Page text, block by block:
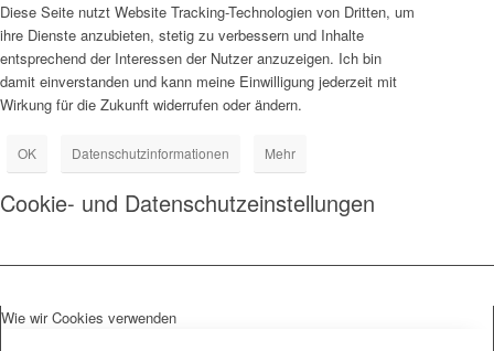
Diese Seite nutzt Website Tracking-Technologien von Dritten, um
ihre Dienste anzubieten, stetig zu verbessern und Inhalte
entsprechend der Interessen der Nutzer anzuzeigen. Ich bin
damit einverstanden und kann meine Einwilligung jederzeit mit
Wirkung für die Zukunft widerrufen oder ändern.
OK Datenschutzinformationen Mehr
Cookie- und Datenschutzeinstellungen
Wie wir Cookies verwenden